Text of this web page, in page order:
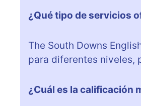
¿Qué tipo de servicios
The South Downs
para diferentes niveles,
¿Cuál es la calificación